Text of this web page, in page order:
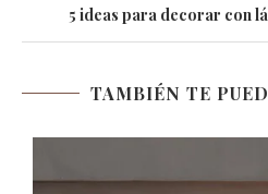
5 ideas para decorar con
TAMBIÉN TE